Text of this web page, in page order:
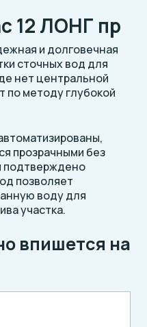
12 ЛОНГ пр
и долговечная
сточных вод для
нет центральной
по методу глубокой
прозрачными без
подтверждено
позволяет
воду для
участка.
впишется на